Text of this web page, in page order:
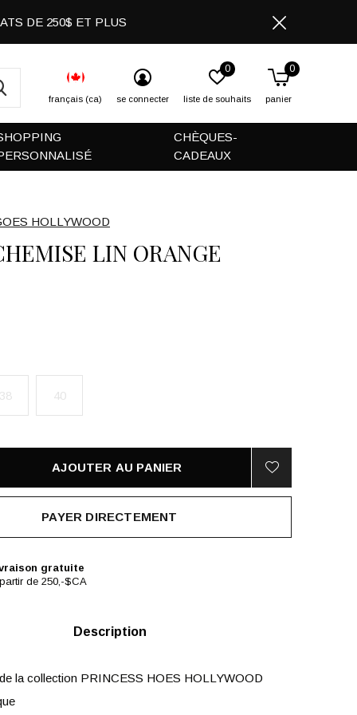
CHÈQUES-
CADEAUX
français (ca) se connecter liste de souhaits
0
panier
0
DE 250$ ET PLUS
HOLLYWOOD
LIN ORANGE
40
AJOUTER AU PANIER
PAYER DIRECTEMENT
gratuite
de 250,-$CA
Description
la collection PRINCESS HOES HOLLYWOOD